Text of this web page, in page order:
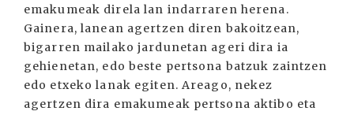
emakumeak direla lan indarraren herena.
Gainera, lanean agertzen diren bakoitzean,
bigarren mailako jardunetan ageri dira ia
gehienetan, edo beste pertsona batzuk zaintzen
edo etxeko lanak egiten. Areago, nekez
agertzen dira emakumeak pertsona aktibo eta